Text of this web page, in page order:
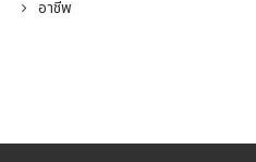
อาชีพ